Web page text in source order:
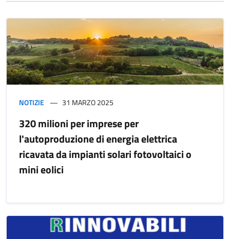
NOTIZIE 31 MARZO 2025
320 milioni per imprese per
l'autoproduzione di energia elettrica
ricavata da impianti solari fotovoltaici o
mini eolici